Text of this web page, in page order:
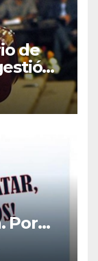
de
Por